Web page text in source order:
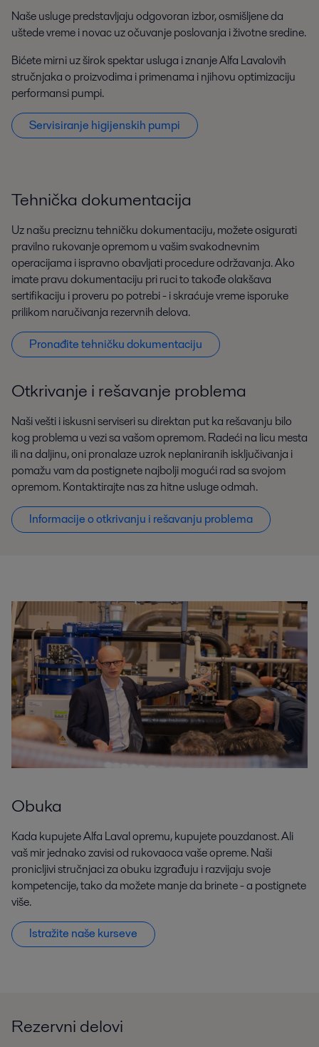
Naše usluge predstavljaju odgovoran izbor, osmišljene da
uštede vreme i novac uz očuvanje poslovanja i životne sredine.
Bićete mirni uz širok spektar usluga i znanje Alfa Lavalovih
stručnjaka o proizvodima i primenama i njihovu optimizaciju
performansi pumpi.
Servisiranje higijenskih pumpi
Tehnička dokumentacija
Uz našu preciznu tehničku dokumentaciju, možete osigurati
pravilno rukovanje opremom u vašim svakodnevnim
operacijama i ispravno obavljati procedure održavanja. Ako
imate pravu dokumentaciju pri ruci to takođe olakšava
sertifikaciju i proveru po potrebi - i skraćuje vreme isporuke
prilikom naručivanja rezervnih delova.
Pronađite tehničku dokumentaciju
Otkrivanje i rešavanje problema
Naši vešti i iskusni serviseri su direktan put ka rešavanju bilo
kog problema u vezi sa vašom opremom. Radeći na licu mesta
ili na daljinu, oni pronalaze uzrok neplaniranih isključivanja i
pomažu vam da postignete najbolji mogući rad sa svojom
opremom. Kontaktirajte nas za hitne usluge odmah.
Informacije o otkrivanju i rešavanju problema
Obuka
Kada kupujete Alfa Laval opremu, kupujete pouzdanost. Ali
vaš mir jednako zavisi od rukovaoca vaše opreme. Naši
pronicljivi stručnjaci za obuku izgrađuju i razvijaju svoje
kompetencije, tako da možete manje da brinete - a postignete
više.
Istražite naše kurseve
Rezervni delovi